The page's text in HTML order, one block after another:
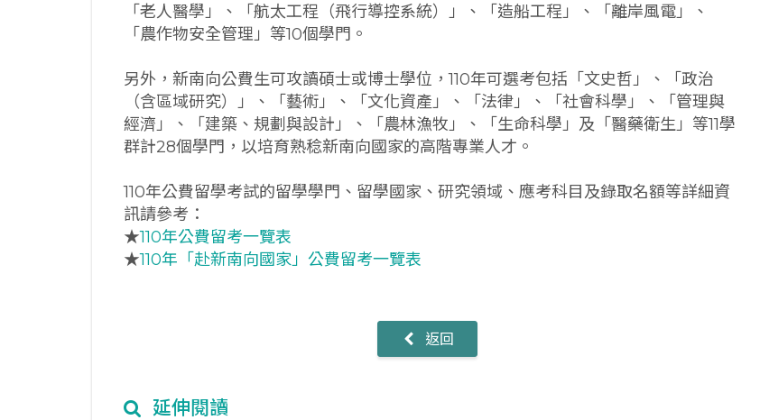
「老人醫學」、「航太工程（飛行導控系統）」、「造船工程」、「離岸風電」、
「農作物安全管理」等10個學門。
另外，新南向公費生可攻讀碩士或博士學位，110年可選考包括「文史哲」、「政治
（含區域研究）」、「藝術」、「文化資產」、「法律」、「社會科學」、「管理與
經濟」、「建築、規劃與設計」、「農林漁牧」、「生命科學」及「醫藥衛生」等11學
群計28個學門，以培育熟稔新南向國家的高階專業人才。
110年公費留學考試的留學學門、留學國家、研究領域、應考科目及錄取名額等詳細資
訊請參考：
★110年公費留考一覽表
★110年「赴新南向國家」公費留考一覽表
返回
延伸閱讀